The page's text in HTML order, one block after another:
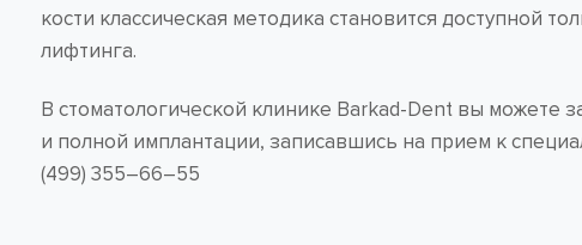
кости классическая методика становится доступной
лифтинга.
В стоматологической клинике Barkad-Dent вы можете
и полной имплантации, записавшись на прием к
(499) 355–66–55